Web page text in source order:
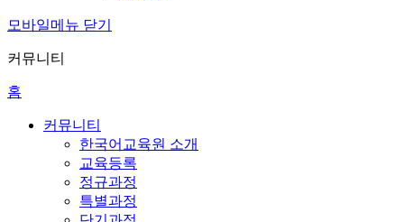
모바일메뉴 닫기
커뮤니티
홈
커뮤니티
한국어교육원 소개
교육등록
정규과정
특별과정